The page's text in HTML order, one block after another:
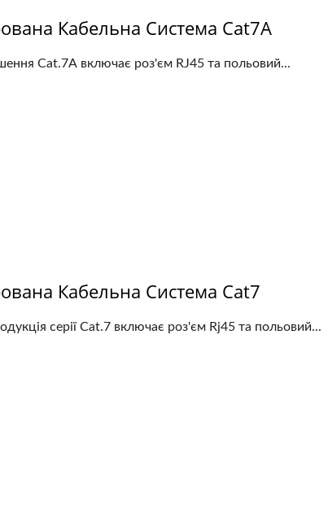
Кабельна Система Cat7A
Cat.7A включає роз'єм RJ45 та польовий...
Кабельна Система Cat7
серії Cat.7 включає роз'єм Rj45 та польовий...
Оптоволоконна
Роз'єм Keystone